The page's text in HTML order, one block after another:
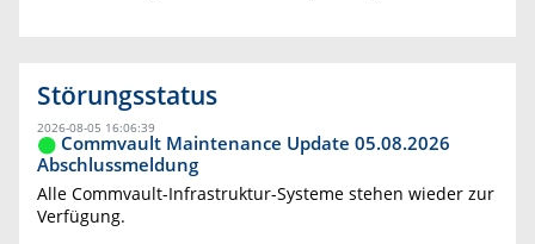
Störungsstatus
2026-08-05 16:06:39
Commvault Maintenance Update 05.08.2026
Abschlussmeldung
Alle Commvault-Infrastruktur-Systeme stehen wieder zur
Verfügung.